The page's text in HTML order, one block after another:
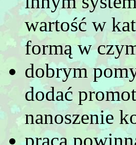
wartość w
formą w
dobrym
dodać
nanoszenie
praca